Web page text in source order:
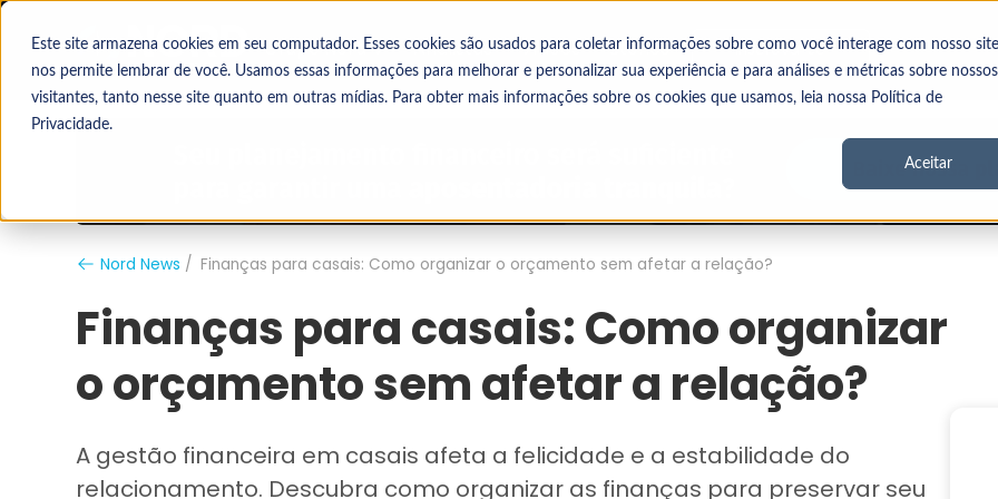
Este site armazena cookies em seu computador. Esses cookies são usados para coletar informações sobre como você interage com nosso
nos permite lembrar de você. Usamos essas informações para melhorar e personalizar sua experiência e para análises e métricas sobre nossos
visitantes, tanto nesse site quanto em outras mídias. Para obter mais informações sobre os cookies que usamos, leia nossa Política de
Privacidade.
Aceitar
Grupo Nord Analistas Vídeos Stories Inscreva-se
Nord News Finanças para casais: Como organizar o orçamento sem afetar a relação?
Finanças para casais: Como organizar
o orçamento sem afetar a relação?
A gestão financeira em casais afeta a felicidade e a estabilidade do
relacionamento. Descubra como organizar as finanças para preservar seu